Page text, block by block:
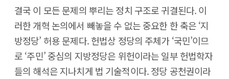
결국 이 모든 문제의 뿌리는 정치 구조로 귀결된다. 이
러한 개혁 논의에서 빼놓을 수 없는 중요한 한 축은 ‘지
방정당’ 허용 문제다. 헌법상 정당의 주체가 ‘국민’이므
로 ‘주민’ 중심의 지방정당은 위헌이라는 일부 헌법학자
들의 해석은 지나치게 법 기술적이다. 정당 공천권이라